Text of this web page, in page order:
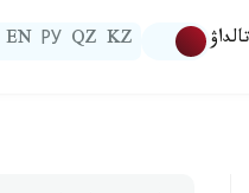
تالداۋ KZ
QZ
РУ
EN